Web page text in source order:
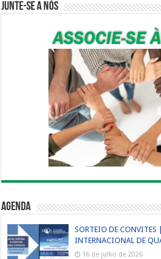
Junte-se a nós
Agenda
SORTEIO DE
INTERNACIONAL DE
16 de julho de 2026